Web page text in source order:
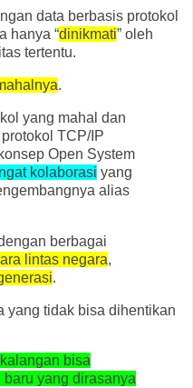
data berbasis protokol
hanya “dinikmati” oleh
tertentu.
.
yang mahal dan
TCP/IP
Open System
kolaborasi yang
alias
berbagai
lintas negara,
.
yang tidak bisa dihentikan
bisa
yang dirasanya